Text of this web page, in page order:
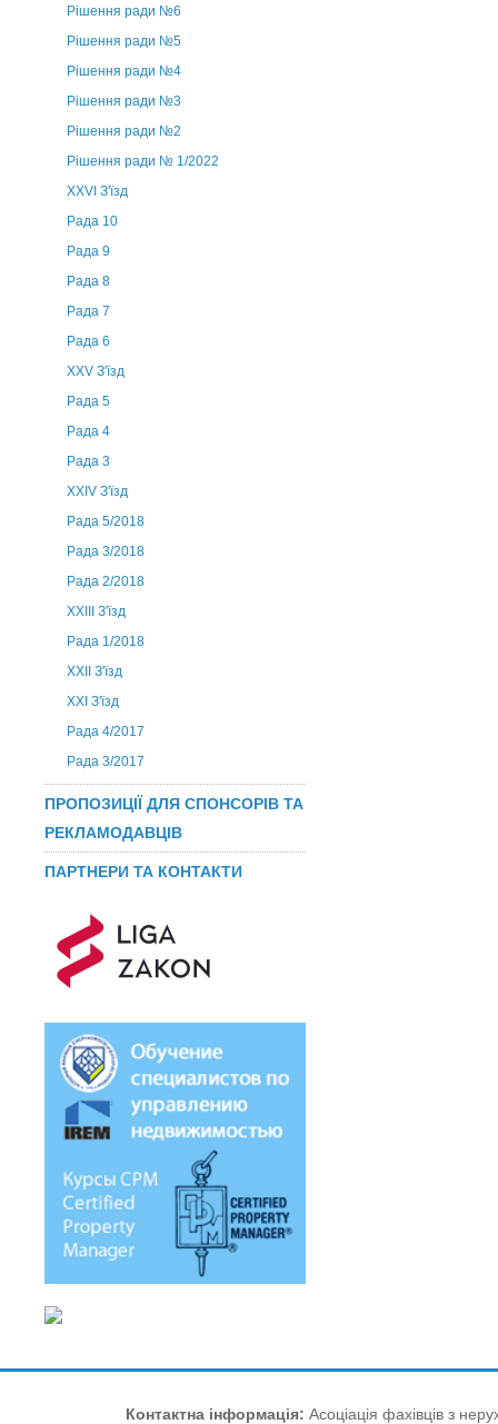
Рішення ради №6
Рішення ради №5
Рішення ради №4
Рішення ради №3
Рішення ради №2
Рішення ради № 1/2022
XXVI З'їзд
Рада 10
Рада 9
Рада 8
Рада 7
Рада 6
XXV З'їзд
Рада 5
Рада 4
Рада 3
ХХIV З'їзд
Рада 5/2018
Рада 3/2018
Рада 2/2018
XXIII З'їзд
Рада 1/2018
ХХІІ З'їзд
XXI З'їзд
Рада 4/2017
Рада 3/2017
ПРОПОЗИЦІЇ ДЛЯ СПОНСОРІВ ТА
РЕКЛАМОДАВЦІВ
ПАРТНЕРИ ТА КОНТАКТИ
Контактна інформація: Асоціація фахівців з